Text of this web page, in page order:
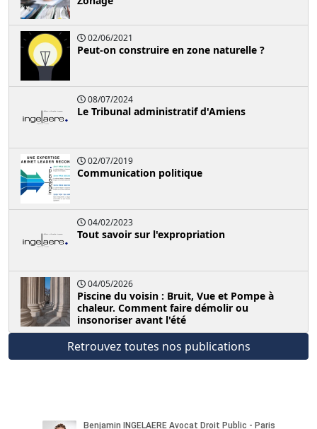
02/06/2021
Peut-on construire en zone naturelle ?
08/07/2024
Le Tribunal administratif d'Amiens
02/07/2019
Communication politique
04/02/2023
Tout savoir sur l'expropriation
04/05/2026
Piscine du voisin : Bruit, Vue et Pompe à
chaleur. Comment faire démolir ou
insonoriser avant l'été
Retrouvez toutes nos publications